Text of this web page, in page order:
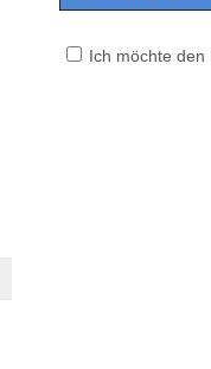
Ich möchte